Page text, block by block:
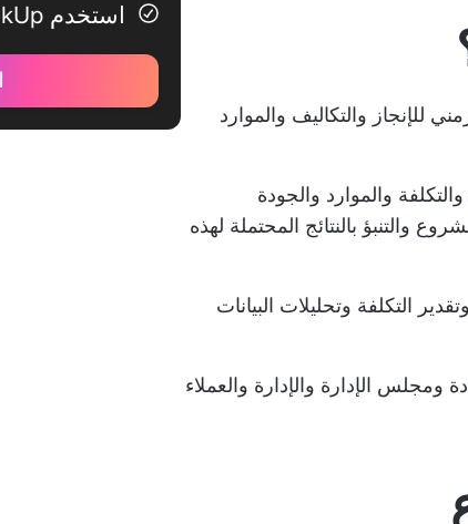
للإنجاز والتكاليف والموارد
والموارد والجودة
بالنتائج المحتملة لهذه
التكلفة وتحليلات البيانات
الإدارة والإدارة والعملاء
استخدم ClickUp مجانًا—إلى الأبد